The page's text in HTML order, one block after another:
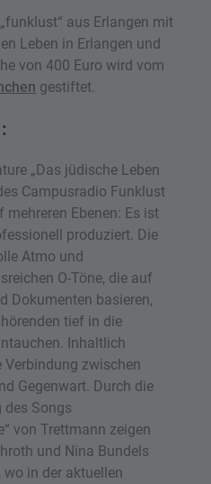
aus Erlangen mit
Leben in Erlangen und
von 400 Euro wird vom
gestiftet.
„Das jüdische Leben
Campusradio Funklust
mehreren Ebenen: Es ist
produziert. Die
Atmo und
O-Töne, die auf
Dokumenten basieren,
tief in die
Inhaltlich
Verbindung zwischen
Gegenwart. Durch die
des Songs
von Trettmann zeigen
und Nina Bundels
wo in der aktuellen